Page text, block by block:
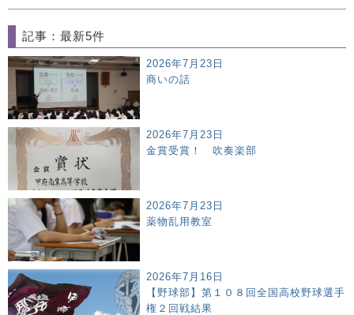
記事：最新5件
2026年7月23日
商いの話
2026年7月23日
金賞受賞！ 吹奏楽部
2026年7月23日
薬物乱用教室
2026年7月16日
【野球部】第１０８回全国高校野球選手
権２回戦結果